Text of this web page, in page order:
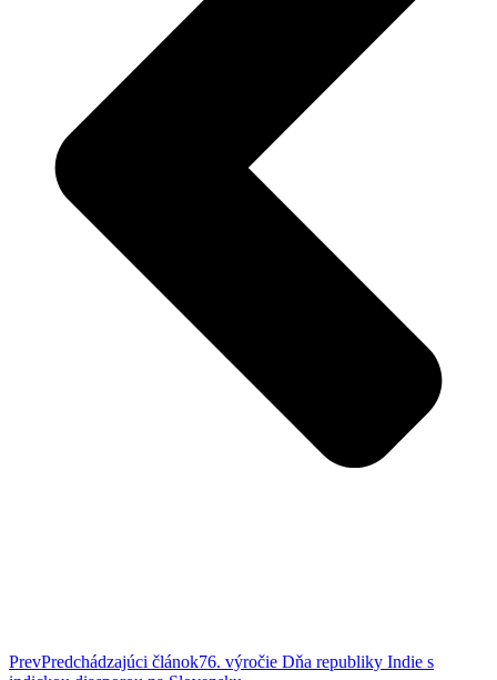
PrevPredchádzajúci článok76. výročie Dňa republiky Indie s